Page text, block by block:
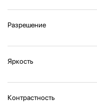
Разрешение
Яркость
Контрастность